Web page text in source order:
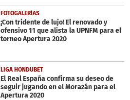
FOTOGALERÍAS
¡Con tridente de lujo! El renovado y
ofensivo 11 que alista la UPNFM para el
torneo Apertura 2020
LIGA HONDUBET
El Real España confirma su deseo de
seguir jugando en el Morazán para el
Apertura 2020